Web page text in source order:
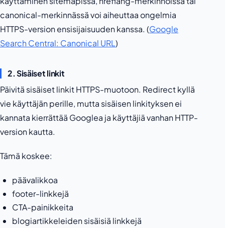
canonical-merkinnässä voi aiheuttaa ongelmia
HTTPS-version ensisijaisuuden kanssa. (Google
Search Central: Canonical URL)
2. Sisäiset linkit
Päivitä sisäiset linkit HTTPS-muotoon. Redirect kyllä
vie käyttäjän perille, mutta sisäisen linkityksen ei
kannata kierrättää Googlea ja käyttäjiä vanhan HTTP-
version kautta.
Tämä koskee:
päävalikkoa
footer-linkkejä
CTA-painikkeita
blogiartikkeleiden sisäisiä linkkejä